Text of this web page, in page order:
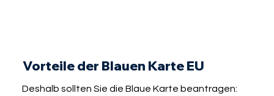
Vorteile der Blauen Karte EU
Deshalb sollten Sie die Blaue Karte beantragen: